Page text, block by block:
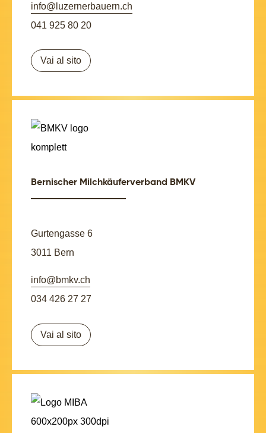
info@luzernerbauern.ch
041 925 80 20
Vai al sito
Bernischer Milchkäuferverband BMKV
Gurtengasse 6
3011 Bern
info@bmkv.ch
034 426 27 27
Vai al sito